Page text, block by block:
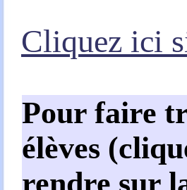
Cliquez ici
Pour faire
élèves
rendre sur